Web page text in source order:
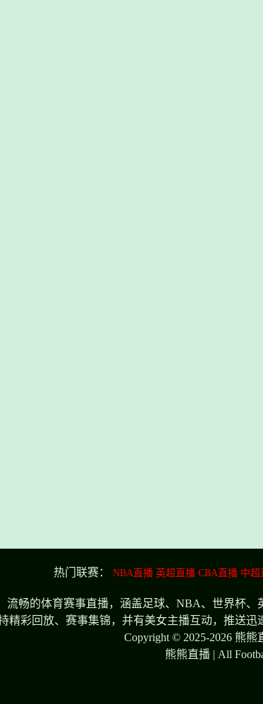
热门联赛： NBA直播 英超直播 CBA直播 中超
流畅的体育赛事直播，涵盖足球、NBA、世界杯
精彩回放、赛事集锦，并有美女主播互动，推送
Copyright © 2025-2026 熊熊
熊熊直播 | All